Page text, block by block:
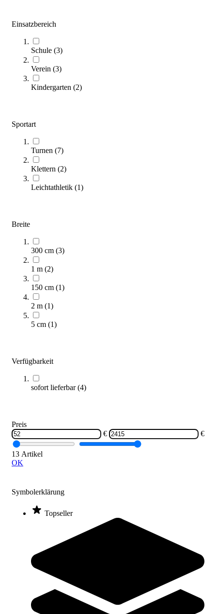
Einsatzbereich
Schule (3)
Verein (3)
Kindergarten (2)
Sportart
Turnen (7)
Klettern (2)
Leichtathletik (1)
Breite
300 cm (3)
1 m (2)
150 cm (1)
2 m (1)
5 cm (1)
Verfügbarkeit
sofort lieferbar(4)
Preis
€
€
13 Artikel
OK
Symbolerklärung
Topseller
2.204,00 €
Zum Produkt
Längere Lieferzeit
Reivo® Kombi-Wendematte
2.414,00 €
Reivo® Kombi-Niedersprungmatte
839,00 €
Varianten zur Auswahl
Zum Produkt
Varianten zur Auswahl